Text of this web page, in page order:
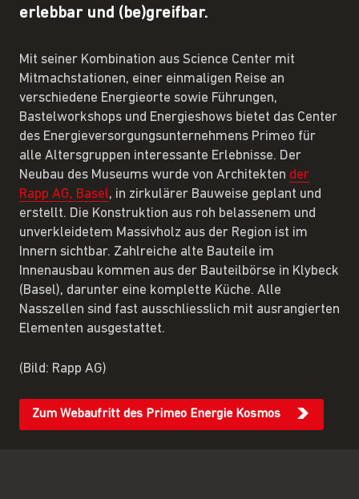
erlebbar und (be)greifbar.
Mit seiner Kombination aus Science Center mit
Mitmachstationen, einer einmaligen Reise an
verschiedene Energieorte sowie Führungen,
Bastelworkshops und Energieshows bietet das Center
des Energieversorgungsunternehmens Primeo für
alle Altersgruppen interessante Erlebnisse. Der
Neubau des Museums wurde von Architekten der
Rapp AG, Basel, in zirkulärer Bauweise geplant und
erstellt. Die Konstruktion aus roh belassenem und
unverkleidetem Massivholz aus der Region ist im
Innern sichtbar. Zahlreiche alte Bauteile im
Innenausbau kommen aus der Bauteilbörse in Klybeck
(Basel), darunter eine komplette Küche. Alle
Nasszellen sind fast ausschliesslich mit ausrangierten
Elementen ausgestattet.
(Bild: Rapp AG)
Zum Webaufritt des Primeo Energie Kosmos